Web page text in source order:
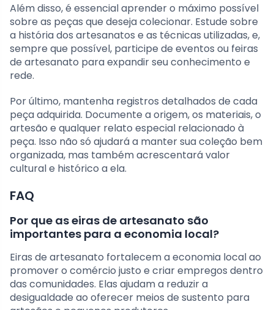
Além disso, é essencial aprender o máximo possível
sobre as peças que deseja colecionar. Estude sobre
a história dos artesanatos e as técnicas utilizadas, e,
sempre que possível, participe de eventos ou feiras
de artesanato para expandir seu conhecimento e
rede.
Por último, mantenha registros detalhados de cada
peça adquirida. Documente a origem, os materiais, o
artesão e qualquer relato especial relacionado à
peça. Isso não só ajudará a manter sua coleção bem
organizada, mas também acrescentará valor
cultural e histórico a ela.
FAQ
Por que as eiras de artesanato são
importantes para a economia local?
Eiras de artesanato fortalecem a economia local ao
promover o comércio justo e criar empregos dentro
das comunidades. Elas ajudam a reduzir a
desigualdade ao oferecer meios de sustento para